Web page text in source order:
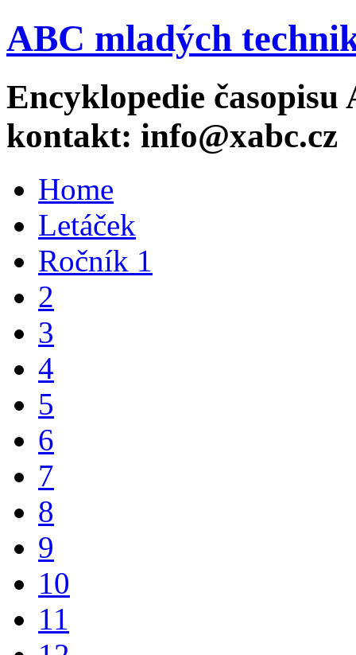
ABC mladých
Encyklopedie časopisu
kontakt: info@xabc.cz
Home
Letáček
Ročník 1
2
3
4
5
6
7
8
9
10
11